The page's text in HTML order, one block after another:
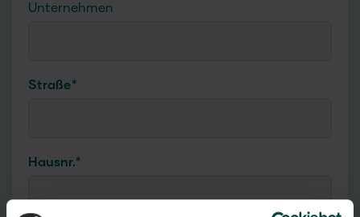
Unternehmen
Straße*
Hausnr.*